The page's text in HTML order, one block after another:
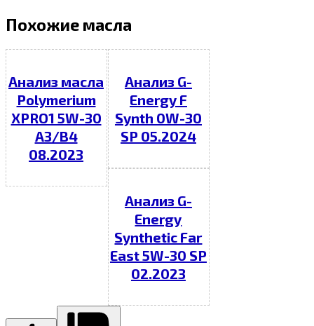
Похожие масла
Анализ масла
Polymerium
XPRO1 5W-30
A3/B4
08.2023
Анализ G-
Energy F
Synth 0W-30
SP 05.2024
Анализ G-
Energy
Synthetic Far
East 5W-30 SP
02.2023